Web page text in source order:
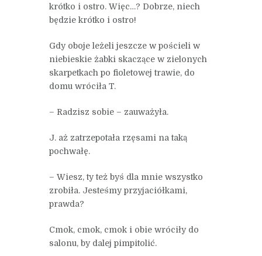
krótko i ostro. Więc…? Dobrze, niech
będzie krótko i ostro!
Gdy oboje leżeli jeszcze w pościeli w
niebieskie żabki skaczące w zielonych
skarpetkach po fioletowej trawie, do
domu wróciła T.
– Radzisz sobie – zauważyła.
J. aż zatrzepotała rzęsami na taką
pochwałę.
– Wiesz, ty też byś dla mnie wszystko
zrobiła. Jesteśmy przyjaciółkami,
prawda?
Cmok, cmok, cmok i obie wróciły do
salonu, by dalej pimpitolić.